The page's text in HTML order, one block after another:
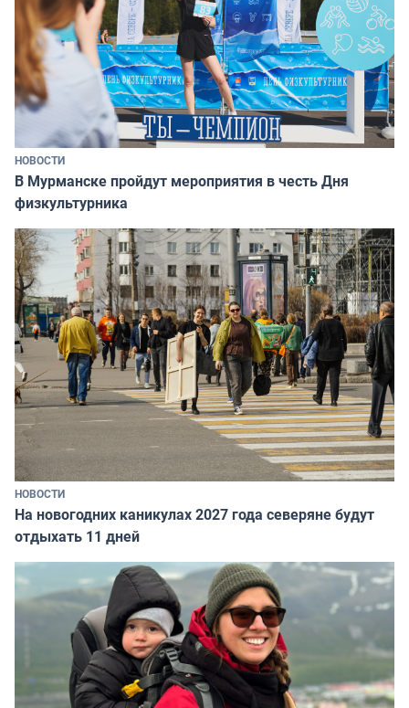
НОВОСТИ
В Мурманске пройдут мероприятия в честь Дня
физкультурника
НОВОСТИ
На новогодних каникулах 2027 года северяне будут
отдыхать 11 дней